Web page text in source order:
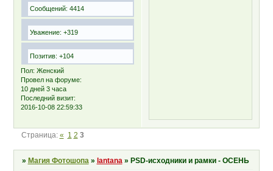
Сообщений: 4414
Уважение: +319
Позитив: +104
Пол: Женский
Провел на форуме:
10 дней 3 часа
Последний визит:
2016-10-08 22:59:33
Страница: « 1 2 3
» Магия Фотошопа » lantana » PSD-исходники и рамки - ОСЕНЬ